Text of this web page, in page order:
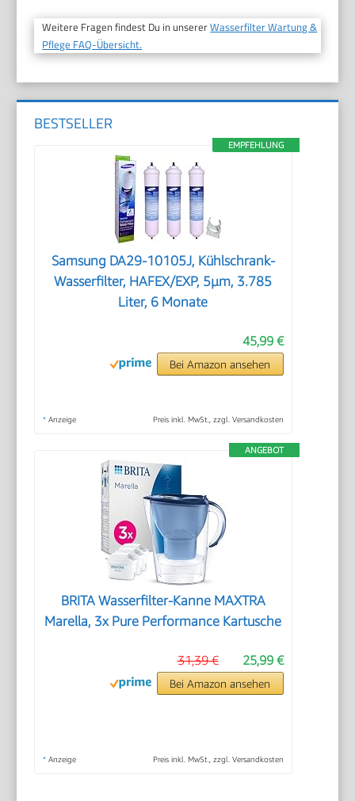
Weitere Fragen findest Du in unsererWasserfilter Wartung &
Pflege FAQ-Übersicht.
BESTSELLER
EMPFEHLUNG
Samsung DA29-10105J, Kühlschrank-
Wasserfilter, HAFEX/EXP, 5µm, 3.785
Liter, 6 Monate
45,99 €
Bei Amazon ansehen
* Anzeige Preis inkl. MwSt., zzgl. Versandkosten
ANGEBOT
BRITA Wasserfilter-Kanne MAXTRA
Marella, 3x Pure Performance Kartusche
25,99 €
31,39 €
Bei Amazon ansehen
* Anzeige Preis inkl. MwSt., zzgl. Versandkosten